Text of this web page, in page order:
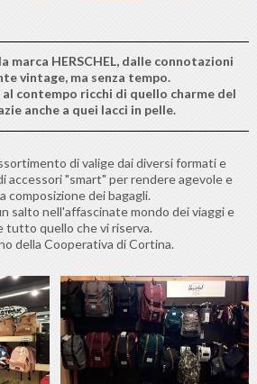
marca HERSCHEL, dalle connotazioni
vintage, ma senza tempo.
contempo ricchi di quello charme del
anche a quei lacci in pelle.
di valige dai diversi formati e
accessori "smart" per rendere agevole e
composizione dei bagagli.
salto nell'affascinate mondo dei viaggi e
tutto quello che vi riserva.
della Cooperativa di Cortina.